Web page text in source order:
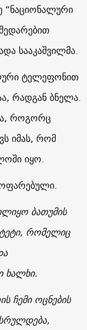
“ნაციონალური
სააკაშვილმა.
ტელეფონით
რადგან ბნელა.
როგორც
იმას, რომ
იყო.
ბათუმის
რომელიც
ხალხი.
ჩემი ოცნების